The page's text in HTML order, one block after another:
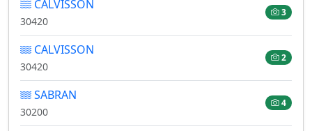
CALVISSON
30420
3
CALVISSON
30420
2
SABRAN
30200
4